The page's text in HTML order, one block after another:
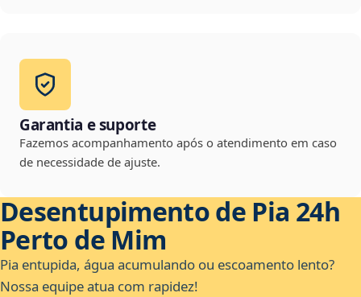
Garantia e suporte
Fazemos acompanhamento após o atendimento em caso
de necessidade de ajuste.
Desentupimento de Pia 24h
Perto de Mim
Pia entupida, água acumulando ou escoamento lento?
Nossa equipe atua com rapidez!